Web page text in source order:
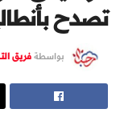
تصدح
بواسطةفريق